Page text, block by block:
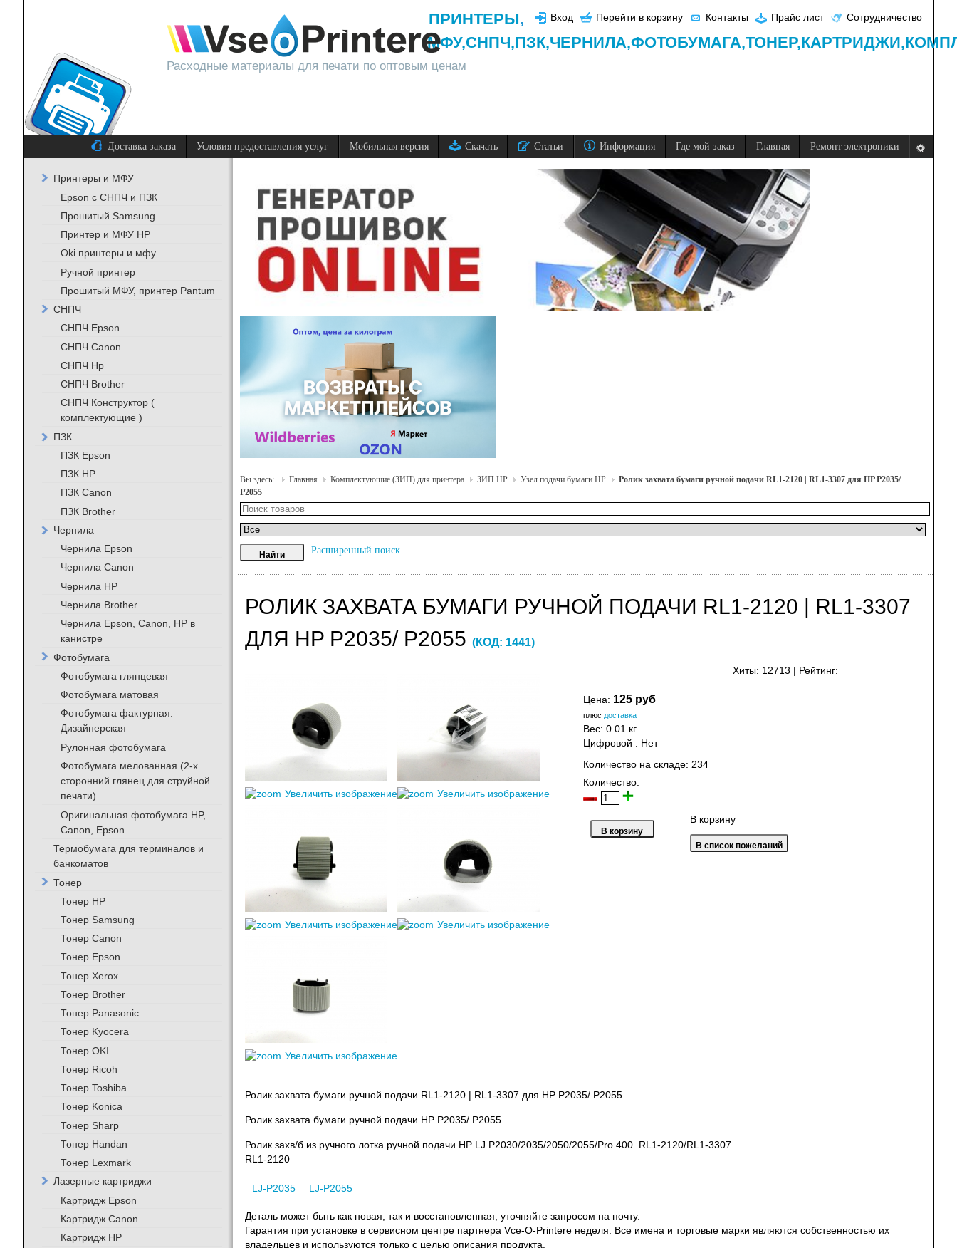
Расходные материалы для печати по оптовым ценам
Вход Перейти в корзину Контакты Прайс лист Сотрудничество
ПРИНТЕРЫ,
МФУ,СНПЧ,ПЗК,ЧЕРНИЛА,ФОТОБУМАГА,ТОНЕР,КАРТРИДЖИ,
Доставка заказа Условия предоставления услуг Мобильная версия Скачать Статьи Информация Где мой заказ Главная Ремонт электроники
Вы здесь: Главная Комплектующие (ЗИП) для принтера ЗИП HP Узел подачи бумаги HP
Ролик захвата бумаги ручной подачи RL1-2120 | RL1-3307 для HP P2035/
P2055
Расширенный поиск
РОЛИК ЗАХВАТА БУМАГИ РУЧНОЙ ПОДАЧИ RL1-2120 | RL1-3307
ДЛЯ HP P2035/ P2055 (КОД: 1441)
Хиты: 12713 Рейтинг:
Увеличить изображение Увеличить изображение
Увеличить изображение Увеличить изображение
Увеличить изображение
Цена: 125 руб
плюс доставка
Вес: 0.01 кг.
Цифровой : Нет
Количество на складе: 234
Количество:
В корзину
Ролик захвата бумаги ручной подачи RL1-2120 | RL1-3307 для HP P2035/ P2055
Ролик захвата бумаги ручной подачи HP P2035/ P2055
Ролик захв/б из ручного лотка ручной подачи HP LJ P2030/2035/2050/2055/Pro 400 RL1-2120/RL1-3307
RL1-2120
LJ-P2035 LJ-P2055
Деталь может быть как новая, так и восстановленная, уточняйте запросом на почту.
Гарантия при установке в сервисном центре партнера Vce-O-Printere неделя. Все имена и торговые марки являются собственностью их
владельцев и используются только с целью описания продукта.
Принтеры и МФУ
Epson с СНПЧ и ПЗК
Прошитый Samsung
Принтер и МФУ HP
Oki принтеры и мфу
Ручной принтер
Прошитый МФУ, принтер Pantum
СНПЧ
СНПЧ Epson
СНПЧ Canon
СНПЧ Hp
СНПЧ Brother
СНПЧ Конструктор (
комплектующие )
ПЗК
ПЗК Epson
ПЗК HP
ПЗК Canon
ПЗК Brother
Чернила
Чернила Epson
Чернила Canon
Чернила HP
Чернила Brother
Чернила Epson, Canon, HP в
канистре
Фотобумага
Фотобумага глянцевая
Фотобумага матовая
Фотобумага фактурная.
Дизайнерская
Рулонная фотобумага
Фотобумага мелованная (2-х
сторонний глянец для струйной
печати)
Оригинальная фотобумага HP,
Canon, Epson
Термобумага для терминалов и
банкоматов
Тонер
Тонер HP
Тонер Samsung
Тонер Canon
Тонер Epson
Тонер Xerox
Тонер Brother
Тонер Panasonic
Тонер Kyocera
Тонер OKI
Тонер Ricoh
Тонер Toshiba
Тонер Konica
Тонер Sharp
Тонер Handan
Тонер Lexmark
Лазерные картриджи
Картридж Epson
Картридж Canon
Картридж HP